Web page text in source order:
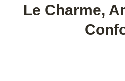
Le Charme,